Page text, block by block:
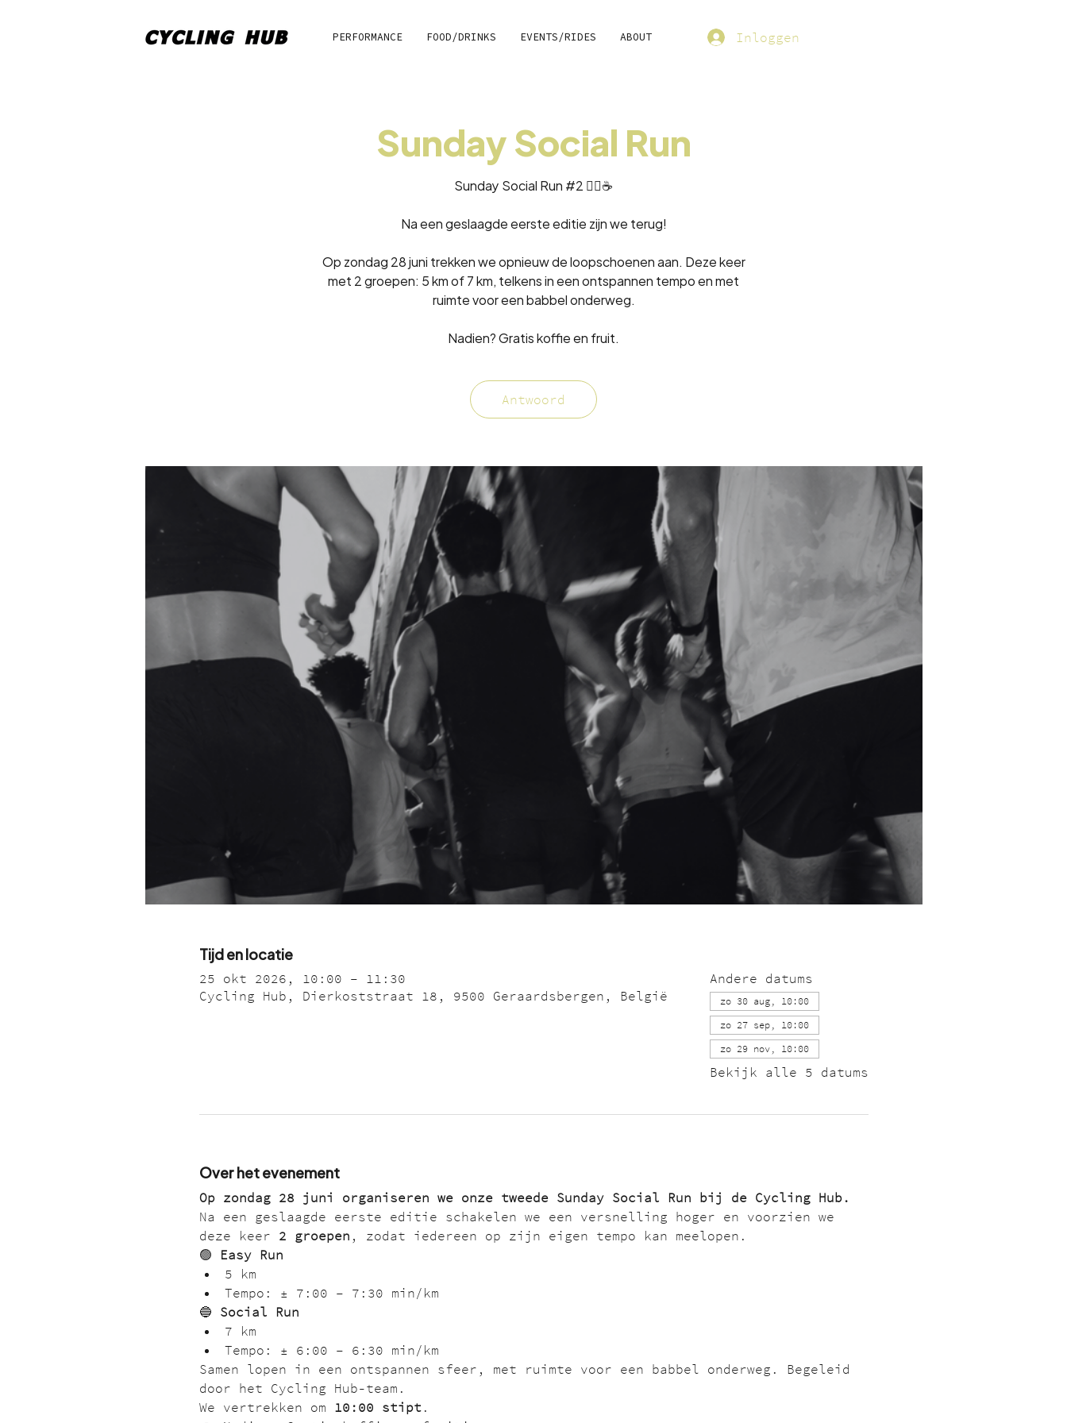
PERFORMANCE FOOD/DRINKS EVENTS/RIDES ABOUT Inloggen
Sunday Social Run
Sunday Social Run #2 🏃‍♂️☕
Na een geslaagde eerste editie zijn we terug!
Op zondag 28 juni trekken we opnieuw de loopschoenen aan. Deze keer
met 2 groepen: 5 km of 7 km, telkens in een ontspannen tempo en met
ruimte voor een babbel onderweg.
Nadien? Gratis koffie en fruit.
Antwoord
Tijd en locatie
25 okt 2026, 10:00 – 11:30
Cycling Hub, Dierkoststraat 18, 9500 Geraardsbergen, België
Andere datums
zo 30 aug, 10:00
zo 27 sep, 10:00
zo 29 nov, 10:00
Bekijk alle 5 datums
Over het evenement
Op zondag 28 juni organiseren we onze tweede Sunday Social Run bij de Cycling Hub.
Na een geslaagde eerste editie schakelen we een versnelling hoger en voorzien we
deze keer 2 groepen , zodat iedereen op zijn eigen tempo kan meelopen.
🟢
Easy Run
5 km
Tempo: ± 7:00 – 7:30 min/km
🔵 Social Run
7 km
Tempo: ± 6:00 – 6:30 min/km
Samen lopen in een ontspannen sfeer, met ruimte voor een babbel onderweg. Begeleid
door het Cycling Hub-team.
We vertrekken om 10:00 stipt.